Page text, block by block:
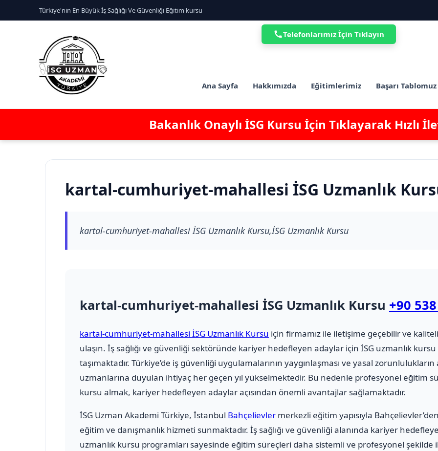
Türkiye'nin En Büyük İş Sağlığı Ve Güvenliği Eğitim kursu
Ana Sayfa Hakkımızda Eğitimlerimiz Başarı Tablomuz
Bakanlık Onaylı İSG Kursu İçin Tıklayarak Hızlı
kartal-cumhuriyet-mahallesi İSG Uzmanlık
kartal-cumhuriyet-mahallesi İSG Uzmanlık Kursu,İSG Uzmanlık Kursu
kartal-cumhuriyet-mahallesi İSG Uzmanlık Kursu +90
kartal-cumhuriyet-mahallesi İSG Uzmanlık Kursu için firmamız ile iletişime geçebilir ve
ulaşın. İş sağlığı ve güvenliği sektöründe kariyer hedefleyen adaylar için İSG uzmanlık
taşımaktadır. Türkiye’de iş güvenliği uygulamalarının yaygınlaşması ve yasal
uzmanlarına duyulan ihtiyaç her geçen yıl yükselmektedir. Bu nedenle profesyonel eğitim
kursu almak, kariyer hedefleyen adaylar açısından önemli avantajlar sağlamaktadır.
İSG Uzman Akademi Türkiye, İstanbul Bahçelievler merkezli eğitim yapısıyla
eğitim ve danışmanlık hizmeti sunmaktadır. İş sağlığı ve güvenliği alanında kariyer
uzmanlık kursu programları sayesinde eğitim süreçleri daha sistemli ve profesyonel şekilde
Telefonlarımız İçin Tıklayın